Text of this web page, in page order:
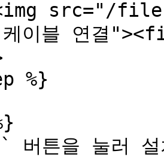
src="/
이블 연결
%}
버튼을 눌러 설